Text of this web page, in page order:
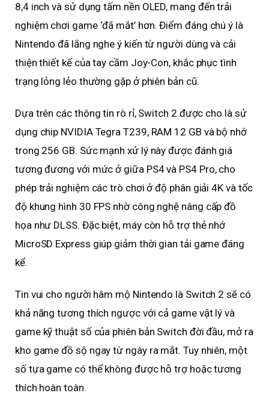
8,4 inch và sử dụng tấm nền OLED, mang đến trải
nghiệm chơi game ‘đã mắt’ hơn. Điểm đáng chú ý là
Nintendo đã lắng nghe ý kiến từ người dùng và cải
thiện thiết kế của tay cầm Joy-Con, khắc phục tình
trạng lỏng lẻo thường gặp ở phiên bản cũ.
Dựa trên các thông tin rò rỉ, Switch 2 được cho là sử
dụng chip NVIDIA Tegra T239, RAM 12 GB và bộ nhớ
trong 256 GB. Sức mạnh xử lý này được đánh giá
tương đương với mức ở giữa PS4 và PS4 Pro, cho
phép trải nghiệm các trò chơi ở độ phân giải 4K và tốc
độ khung hình 30 FPS nhờ công nghệ nâng cấp đồ
họa như DLSS. Đặc biệt, máy còn hỗ trợ thẻ nhớ
MicroSD Express giúp giảm thời gian tải game đáng
kể.
Tin vui cho người hâm mộ Nintendo là Switch 2 sẽ có
khả năng tương thích ngược với cả game vật lý và
game kỹ thuật số của phiên bản Switch đời đầu, mở ra
kho game đồ sộ ngay từ ngày ra mắt. Tuy nhiên, một
số tựa game có thể không được hỗ trợ hoặc tương
thích hoàn toàn.